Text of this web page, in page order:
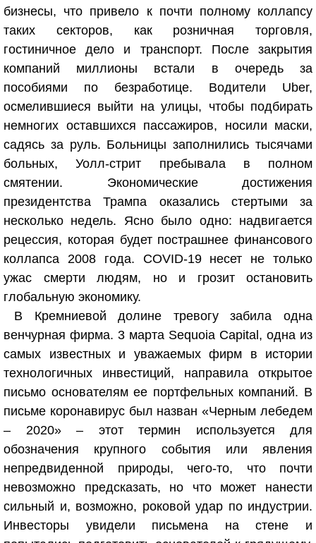
бизнесы, что привело к почти полному коллапсу
таких секторов, как розничная торговля,
гостиничное дело и транспорт. После закрытия
компаний миллионы встали в очередь за
пособиями по безработице. Водители Uber,
осмелившиеся выйти на улицы, чтобы подбирать
немногих оставшихся пассажиров, носили маски,
садясь за руль. Больницы заполнились тысячами
больных, Уолл-стрит пребывала в полном
смятении. Экономические достижения
президентства Трампа оказались стертыми за
несколько недель. Ясно было одно: надвигается
рецессия, которая будет пострашнее финансового
коллапса 2008 года. COVID-19 несет не только
ужас смерти людям, но и грозит остановить
глобальную экономику.
В Кремниевой долине тревогу забила одна
венчурная фирма. 3 марта Sequoia Capital, одна из
самых известных и уважаемых фирм в истории
технологичных инвестиций, направила открытое
письмо основателям ее портфельных компаний. В
письме коронавирус был назван «Черным лебедем
– 2020» – этот термин используется для
обозначения крупного события или явления
непредвиденной природы, чего-то, что почти
невозможно предсказать, но что может нанести
сильный и, возможно, роковой удар по индустрии.
Инвесторы увидели письмена на стене и